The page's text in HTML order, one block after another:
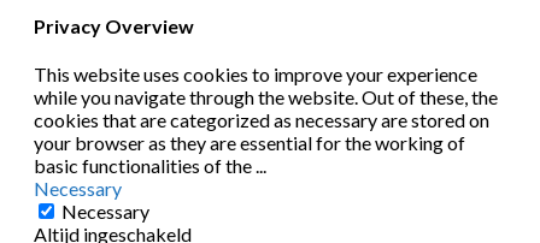
Privacy Overview
This website uses cookies to improve your experience
while you navigate through the website. Out of these, the
cookies that are categorized as necessary are stored on
your browser as they are essential for the working of
basic functionalities of the...
Necessary
Necessary
Altijd ingeschakeld